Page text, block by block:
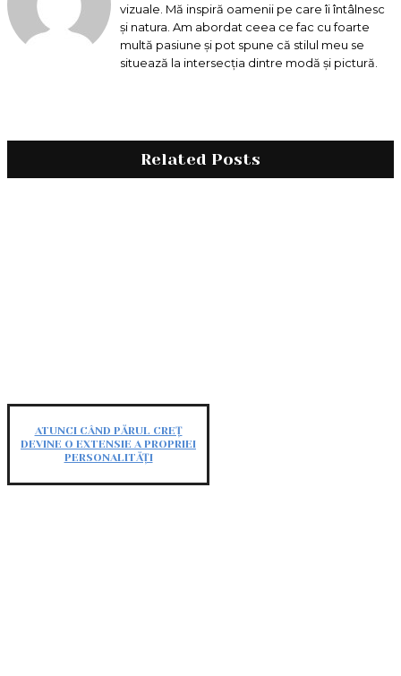
vizuale. Mă inspiră oamenii pe care îi întâlnesc
și natura. Am abordat ceea ce fac cu foarte
multă pasiune și pot spune că stilul meu se
situează la intersecția dintre modă și pictură.
Related Posts
ATUNCI CÂND PĂRUL CREȚ
DEVINE O EXTENSIE A PROPRIEI
PERSONALITĂȚI